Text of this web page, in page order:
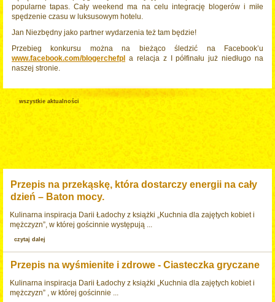
popularne tapas. Cały weekend ma na celu integrację blogerów i miłe
spędzenie czasu w luksusowym hotelu.
Jan Niezbędny jako partner wydarzenia też tam będzie!
Przebieg konkursu można na bieżąco śledzić na Facebook’u
www.facebook.com/blogerchefpl
a relacja z I półfinału już niedługo na
naszej stronie.
wszystkie aktualności
Przepis na przekąskę, która dostarczy energii na cały
dzień – Baton mocy.
Kulinarna inspiracja Darii Ładochy z książki „Kuchnia dla zajętych kobiet i
mężczyzn”, w której gościnnie występują ...
czytaj dalej
Przepis na wyśmienite i zdrowe - Ciasteczka gryczane
Kulinarna inspiracja Darii Ładochy z książki „Kuchnia dla zajętych kobiet i
mężczyzn” , w której gościnnie ...